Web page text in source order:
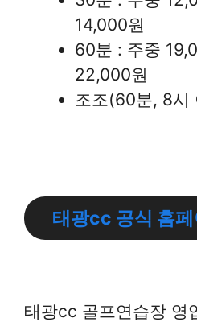
14,000원
60분 : 주중
22,000원
조조(60분, 8시
태광cc 공식 홈
태광cc 골프연습장 영